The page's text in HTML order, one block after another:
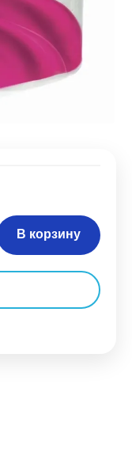
В корзину